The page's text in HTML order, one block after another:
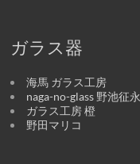
ガラス器
海馬 ガラス工房
naga-no-glass 野池征永
ガラス工房 橙
野田マリコ